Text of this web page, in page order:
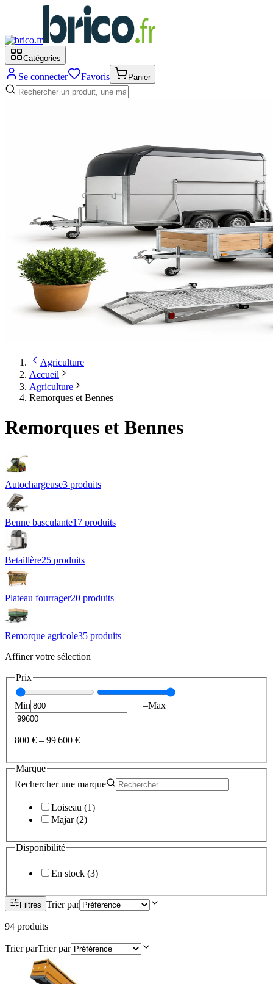
Catégories
Se connecter Favoris Panier
Agriculture
Accueil
Agriculture
Remorques et Bennes
Remorques et Bennes
Autochargeuse3 produits
Benne basculante17 produits
Betaillère25 produits
Plateau fourrager20 produits
Remorque agricole35 produits
Affiner votre sélection
Prix
Min –Max
800 € – 99 600 €
Marque
Rechercher une marque
Loiseau (1)
Majar(2)
Disponibilité
En stock (3)
Filtres Trier par
94 produits
Trier parTrier par